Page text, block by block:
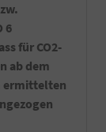
6
für CO2-
ab dem
ermittelten